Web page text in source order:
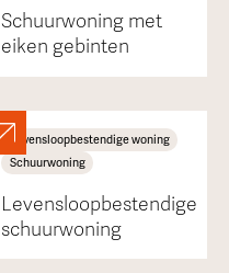
Schuurwoning met
eiken gebinten
Levensloopbestendige woning
Schuurwoning
Levensloopbestendige
schuurwoning